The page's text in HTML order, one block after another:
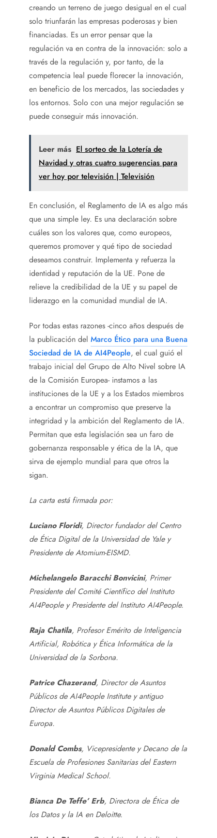
creando un terreno de juego desigual en el cual
solo triunfarán las empresas poderosas y bien
financiadas. Es un error pensar que la
regulación va en contra de la innovación: solo a
través de la regulación y, por tanto, de la
competencia leal puede florecer la innovación,
en beneficio de los mercados, las sociedades y
los entornos. Solo con una mejor regulación se
puede conseguir más innovación.
Leer más El sorteo de la Lotería de
Navidad y otras cuatro sugerencias para
ver hoy por televisión | Televisión
En conclusión, el Reglamento de IA es algo más
que una simple ley. Es una declaración sobre
cuáles son los valores que, como europeos,
queremos promover y qué tipo de sociedad
deseamos construir. Implementa y refuerza la
identidad y reputación de la UE. Pone de
relieve la credibilidad de la UE y su papel de
liderazgo en la comunidad mundial de IA.
Por todas estas razones -cinco años después de
la publicación del Marco Ético para una Buena
Sociedad de IA de AI4People, el cual guió el
trabajo inicial del Grupo de Alto Nivel sobre IA
de la Comisión Europea- instamos a las
instituciones de la UE y a los Estados miembros
a encontrar un compromiso que preserve la
integridad y la ambición del Reglamento de IA.
Permitan que esta legislación sea un faro de
gobernanza responsable y ética de la IA, que
sirva de ejemplo mundial para que otros la
sigan.
La carta está firmada por:
Luciano Floridi, Director fundador del Centro
de Ética Digital de la Universidad de Yale y
Presidente de Atomium-EISMD.
Michelangelo Baracchi Bonvicini, Primer
Presidente del Comité Científico del Instituto
AI4People y Presidente del Instituto AI4People.
Raja Chatila, Profesor Emérito de Inteligencia
Artificial, Robótica y Ética Informática de la
Universidad de la Sorbona.
Patrice Chazerand, Director de Asuntos
Públicos de AI4People Institute y antiguo
Director de Asuntos Públicos Digitales de
Europa.
Donald Combs, Vicepresidente y Decano de la
Escuela de Profesiones Sanitarias del Eastern
Virginia Medical School.
Bianca De Teffe’ Erb, Directora de Ética de
los Datos y la IA en Deloitte.